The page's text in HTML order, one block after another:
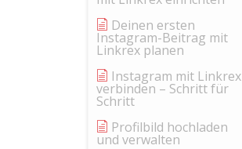
Deinen ersten
Instagram-Beitrag mit
Linkrex planen
Instagram mit Linkrex
verbinden – Schritt für
Schritt
Profilbild hochladen
und verwalten